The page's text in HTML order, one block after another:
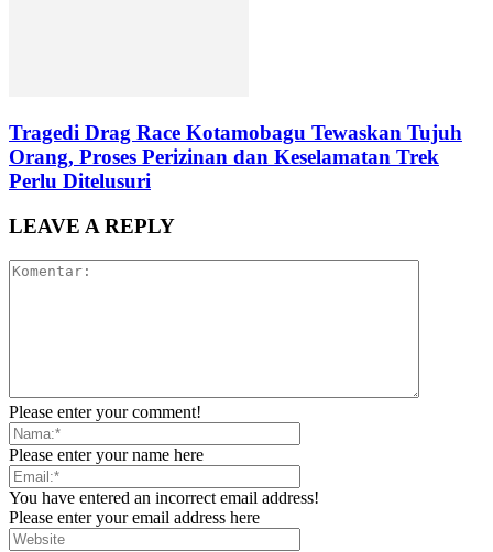
Tragedi Drag Race Kotamobagu Tewaskan Tujuh
Orang, Proses Perizinan dan Keselamatan Trek
Perlu Ditelusuri
LEAVE A REPLY
Please enter your comment!
Please enter your name here
You have entered an incorrect email address!
Please enter your email address here